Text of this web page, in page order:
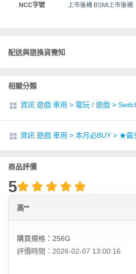
NCC字號 上市後補 BSMI上市後補
配送與退換貨需知
相關分類
資訊 遊戲 車用 > 電玩 / 遊戲 >
資訊 遊戲 車用 > 本月必BUY > ★最
商品評價
5
高**
購買規格：256G
評價時間：2026-02-07 13:00:16